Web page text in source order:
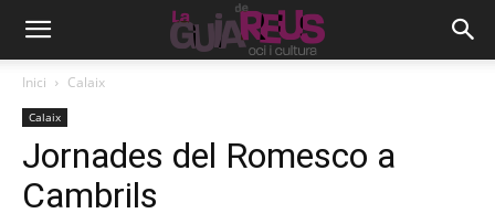
Inici Calaix
Calaix
Jornades del Romesco a
Cambrils